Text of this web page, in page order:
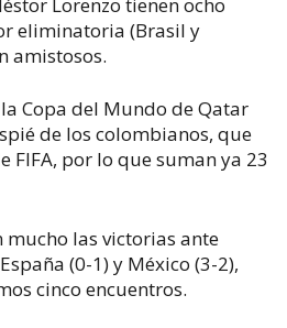
eliminatoria (Brasil y
amistosos.
Copa del Mundo de Qatar
de los colombianos, que
FIFA, por lo que suman ya 23
mucho las victorias ante
(0-1) y México (3-2),
cinco encuentros.